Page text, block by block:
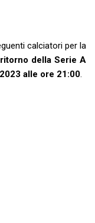
calciatori per la
della Serie A
alle ore 21:00.